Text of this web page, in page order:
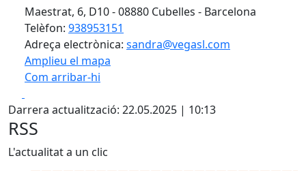
Maestrat, 6, D10 - 08880 Cubelles - Barcelona
Telèfon: 938953151
Adreça electrònica: sandra@vegasl.com
Amplieu el mapa
Com arribar-hi
+
−
Darrera actualització: 22.05.2025 | 10:13
RSS
L'actualitat a un clic